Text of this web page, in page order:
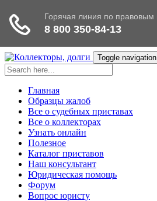
Toggle navigation
Главная
Образцы жалоб
Все о судебных приставах
Все о коллекторах
Узнать онлайн
Полезное
Каталог приставов
Наш консультант
Юридическая помощь
Форум
Вопрос юристу